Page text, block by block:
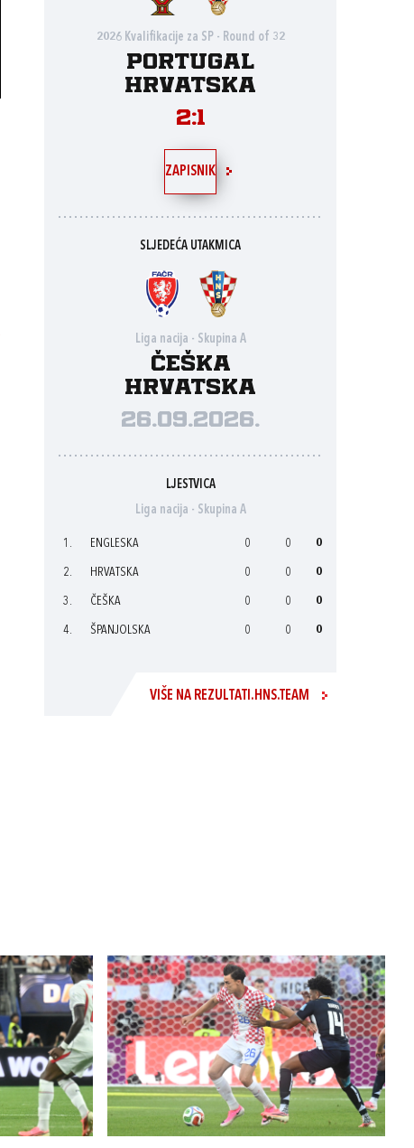
2026 Kvalifikacije za SP - Round of 32
Portugal
Hrvatska
2:1
ZAPISNIK
SLJEDEĆA UTAKMICA
Liga nacija - Skupina A
Češka
Hrvatska
26.09.2026.
LJESTVICA
Liga nacija - Skupina A
1. ENGLESKA 0 0 0
2. HRVATSKA 0 0 0
3. ČEŠKA 0 0 0
4. ŠPANJOLSKA 0 0 0
VIŠE NA REZULTATI.HNS.TEAM